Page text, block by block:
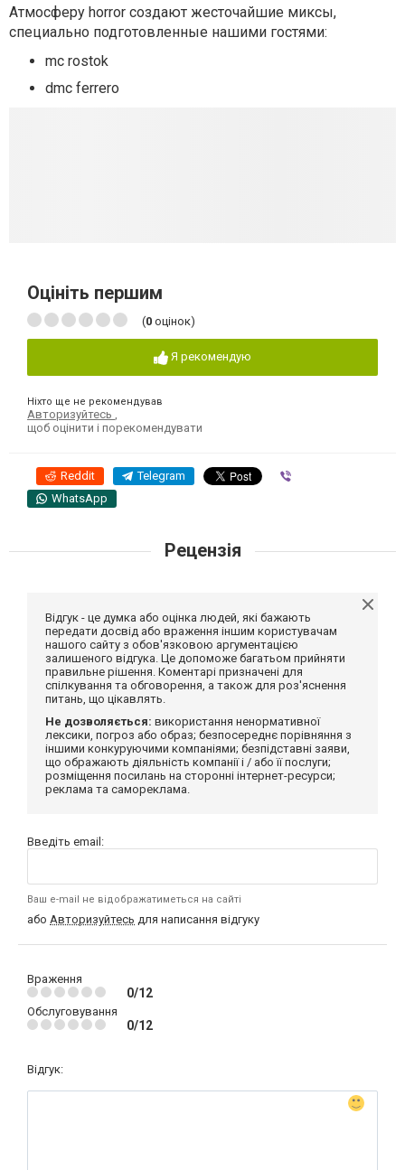
Атмосферу horror создают жесточайшие миксы,
специально подготовленные нашими гостями:
mc rostok
dmc ferrero
Оцініть першим
(0 оцінок)
Я рекомендую
Ніхто ще не рекомендував
Авторизуйтесь
щоб оцінити і порекомендувати
Reddit Telegram
WhatsApp
Рецензія
Відгук - це думка або оцінка людей, які бажають
передати досвід або враження іншим користувачам
нашого сайту з обов'язковою аргументацією
залишеного відгука. Це допоможе багатьом прийняти
правильне рішення. Коментарі призначені для
спілкування та обговорення, а також для роз'яснення
питань, що цікавлять.
Не дозволяється: використання ненормативної
лексики, погроз або образ; безпосереднє порівняння з
іншими конкуруючими компаніями; безпідставні заяви,
що ображають діяльність компанії і / або її послуги;
розміщення посилань на сторонні інтернет-ресурси;
реклама та самореклама.
Введіть email:
Ваш e-mail не відображатиметься на сайті
або Авторизуйтесь для написання відгуку
Враження
0/12
Обслуговування
0/12
Відгук: